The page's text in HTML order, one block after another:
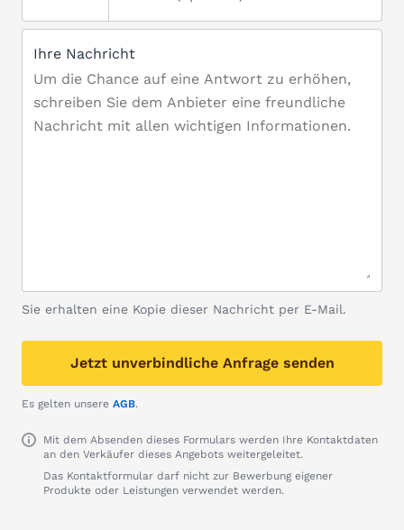
Ihre Nachricht
Sie erhalten eine Kopie dieser Nachricht per E-Mail.
Jetzt unverbindliche Anfrage senden
Es gelten unsere AGB.
Mit dem Absenden dieses Formulars werden Ihre Kontaktdaten
an den Verkäufer dieses Angebots weitergeleitet.
Das Kontaktformular darf nicht zur Bewerbung eigener
Produkte oder Leistungen verwendet werden.